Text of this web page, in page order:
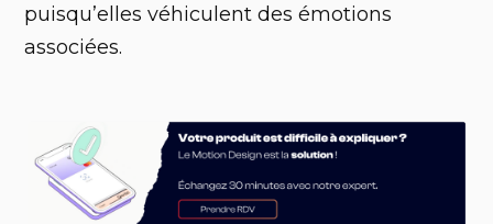
puisqu’elles véhiculent des émotions
associées.